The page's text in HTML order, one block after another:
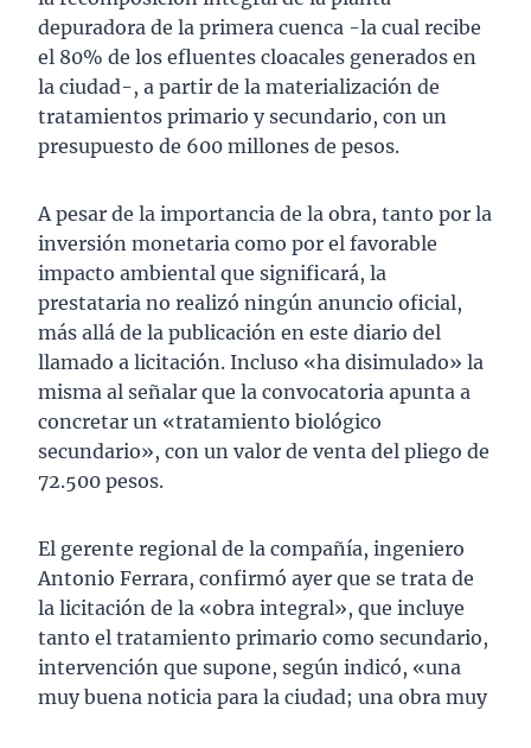
depuradora de la primera cuenca -la cual recibe
el 80% de los efluentes cloacales generados en
la ciudad-, a partir de la materialización de
tratamientos primario y secundario, con un
presupuesto de 600 millones de pesos.
A pesar de la importancia de la obra, tanto por la
inversión monetaria como por el favorable
impacto ambiental que significará, la
prestataria no realizó ningún anuncio oficial,
más allá de la publicación en este diario del
llamado a licitación. Incluso «ha disimulado» la
misma al señalar que la convocatoria apunta a
concretar un «tratamiento biológico
secundario», con un valor de venta del pliego de
72.500 pesos.
El gerente regional de la compañía, ingeniero
Antonio Ferrara, confirmó ayer que se trata de
la licitación de la «obra integral», que incluye
tanto el tratamiento primario como secundario,
intervención que supone, según indicó, «una
muy buena noticia para la ciudad; una obra muy